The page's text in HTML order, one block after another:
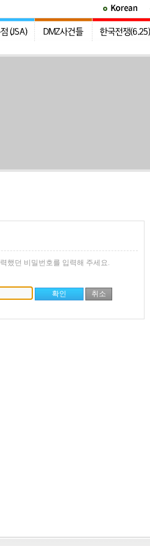
했던 비밀번호를 입력해 주세요.